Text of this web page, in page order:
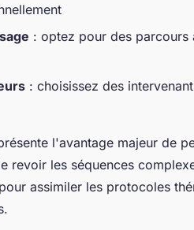
: optez pour des
: choisissez des
l'avantage majeur de
revoir les séquences
assimiler les protocoles